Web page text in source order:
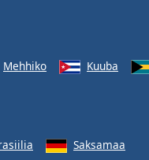
Mehhiko Kuuba
Saksamaa